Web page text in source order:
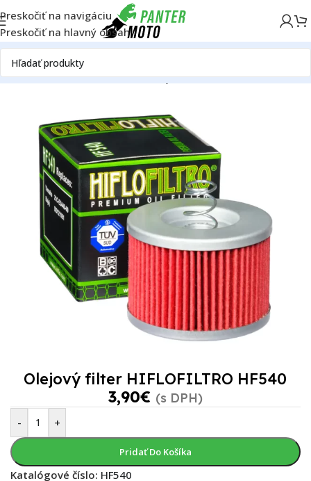
Preskočiť na navigáciu
Preskočiť na hlavný obsah
DomovOFF ROADMotorFiltreOlejové filtre
Olejový filter HIFLOFILTRO HF540
3,90€ (s DPH)
- +
Pridať Do Košíka
Katalógové číslo: HF540